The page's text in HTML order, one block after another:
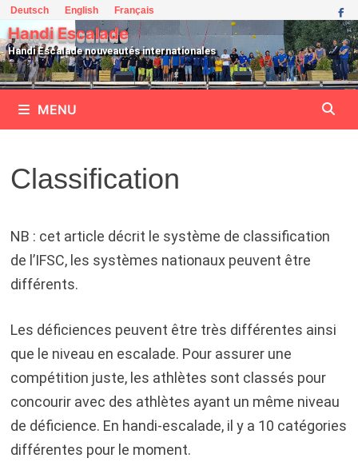
Passer
au
contenu
Deutsch English Français
Handi Escalade
Handi Escalade nouveautés internationales
MENU
Classification
NB : cet article décrit le système de classification
de l’IFSC, les systèmes nationaux peuvent être
différents.
Les déficiences peuvent être très différentes ainsi
que le niveau en escalade. Pour assurer une
compétition juste, les athlètes sont classés pour
concourir avec des athlètes ayant un même niveau
de déficience. En handi-escalade, il y a 10 catégories
différentes pour le moment.